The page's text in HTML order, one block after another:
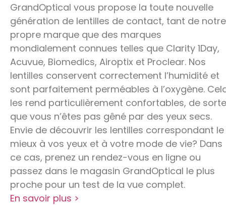
GrandOptical vous propose la toute nouvelle
génération de lentilles de contact, tant de notre
propre marque que des marques
mondialement connues telles que Clarity 1Day,
Acuvue, Biomedics, Airoptix et Proclear. Nos
lentilles conservent correctement l’humidité et
sont parfaitement perméables à l’oxygène.
les rend particulièrement confortables, de sorte
que vous n’êtes pas gêné par des yeux secs.
Envie de découvrir les lentilles correspondant le
mieux à vos yeux et à votre mode de vie? Dans
ce cas, prenez un rendez-vous en ligne ou
passez dans le magasin GrandOptical le plus
proche pour un test de la vue complet.
En savoir plus >